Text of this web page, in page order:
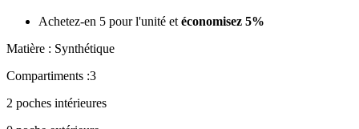
Achetez-en 5 pour l'unité et économisez 5%
Matière : Synthétique
Compartiments :3
2 poches intérieures